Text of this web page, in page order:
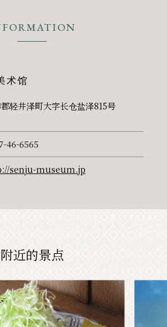
术馆
轻井泽町大字长仓盐泽815号
46-6565
senju-museum.jp
附近的景点